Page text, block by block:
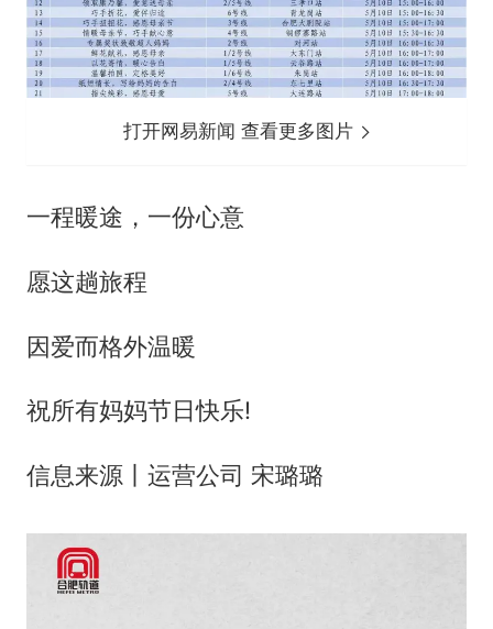
打开网易新闻 查看更多图片
一程暖途，一份心意
愿这趟旅程
因爱而格外温暖
祝所有妈妈节日快乐!
信息来源丨运营公司 宋璐璐